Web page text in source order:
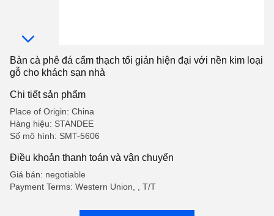
Bàn cà phê đá cẩm thạch tối giản hiện đại với nền kim loại
gỗ cho khách sạn nhà
Chi tiết sản phẩm
Place of Origin: China
Hàng hiệu: STANDEE
Số mô hình: SMT-5606
Điều khoản thanh toán và vận chuyển
Giá bán: negotiable
Payment Terms: Western Union, , T/T